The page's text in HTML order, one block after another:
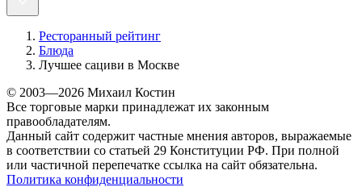
Ресторанный рейтинг
Блюда
Лучшее сациви в Москве
© 2003—2026 Михаил Костин
Все торговые марки принадлежат их законным
правообладателям.
Данный сайт содержит частные мнения авторов, выражаемые
в соответствии со статьей 29 Конституции РФ. При полной
или частичной перепечатке ссылка на сайт обязательна.
Политика конфиденциальности